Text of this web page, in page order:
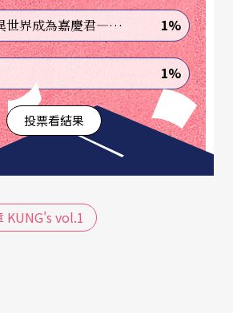
對阿龔來說卻非好事，因為他從
貝多芬不像貝多芬」！他透露：
的小時候就不想當演奏家了
答：『對！我好像沒有想要成為
。』」在班上成績不是頂尖，也
像被包圍在一個舒適的平衡中，
隊裡演奏的中提琴那樣，時而獨
卻也不蓋過主唱的風采。
《轉生到異世界成為嘉慶君—發現我的祖先是詐騙集團!?》 1%
1%
投票看結果
KUNG's vol.1